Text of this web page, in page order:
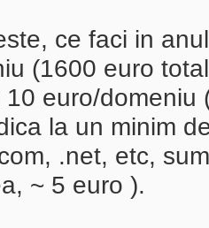
ce faci in
(1600 euro
euro/
la un minim
.net, etc,
~ 5 euro ).